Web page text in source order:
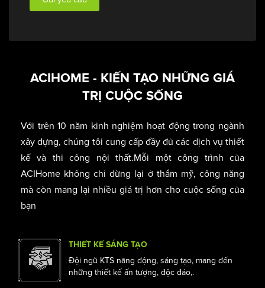
ACIHOME - KIẾN TẠO NHỮNG GIÁ
TRỊ CUỘC SỐNG
Với trên 10 năm kinh nghiệm hoạt động trong ngành
xây dựng, chúng tôi cung cấp đầy đủ các dịch vụ thiết
kế và thi công nội thất.Mỗi một công trình của
ACIHome không chỉ dừng lại ở thẩm mỹ, công năng
mà còn mang lại nhiều giá trị hơn cho cuộc sống của
bạn
THIẾT KẾ SÁNG TẠO
Đội ngũ KTS năng động, sáng tạo, mang đến
những thiết kế ấn tượng, độc đáo,.